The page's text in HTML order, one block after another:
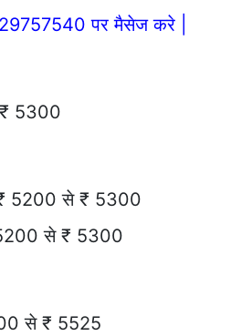
पर मैसेज करे |
5300
₹ 5200 से ₹ 5300
5200 से ₹ 5300
से ₹ 5525